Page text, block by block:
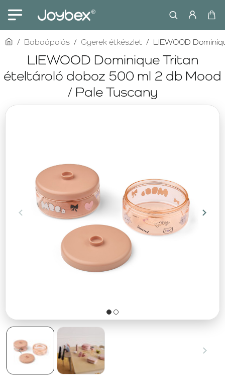
LIEWOOD Dominique Tritan
ételtároló doboz 500 ml 2 db Mood
/ Pale Tuscany
homeBabaápolás Gyerek étkészlet LIEWOOD